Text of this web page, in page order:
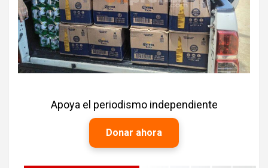
Apoya el periodismo independiente
Donar ahora